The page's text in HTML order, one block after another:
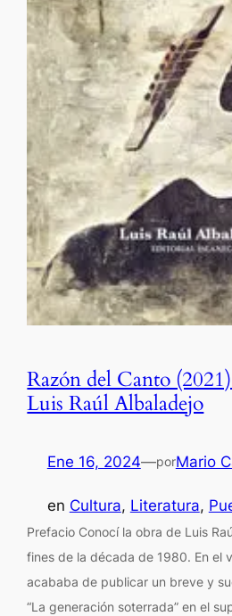
Razón del Canto
Luis Raúl Albaladejo
Ene 16, 2024—porMario
en Cultura, Literatura,
Prefacio Conocí la obra de Luis
fines de la década de 1980. En el
acababa de publicar un breve y
“La generación soterrada” en el